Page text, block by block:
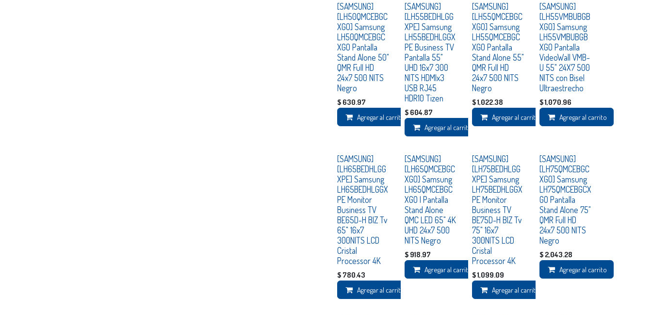
Consultar
[SAMSUNG]
[LH50QMCEBGC
XGO] Samsung
LH50QMCEBGC
XGO Pantalla
Stand Alone 50"
QMR Full HD
24x7 500 NITS
Negro
$ 630.97
Agregar al carrito
Consultar
[SAMSUNG]
[LH55BEDHLGG
XPE] Samsung
LH55BEDHLGGX
PE Business TV
Pantalla 55"
UHD 16x7 300
NITS HDMIx3
USB RJ45
HDR10 Tizen
$ 604.87
Agregar al carrito
Consultar
[SAMSUNG]
[LH55QMCEBGC
XGO] Samsung
LH55QMCEBGC
XGO Pantalla
Stand Alone 55"
QMR Full HD
24x7 500 NITS
Negro
$1,022.38
Agregar al carrito
Consultar
[SAMSUNG]
[LH55VMBUBGB
XGO] Samsung
LH55VMBUBGB
XGO Pantalla
VideoWall VMB-
U 55" 24X7 500
NITS con Bisel
Ultraestrecho
$1,070.96
Agregar al carrito
Consultar
[SAMSUNG]
[LH65BEDHLGG
XPE] Samsung
LH65BEDHLGGX
PE Monitor
Business TV
BE65D-H BIZ Tv
65" 16x7
300NITS LCD
Cristal
Processor 4K
$ 780.43
Agregar al carrito
Consultar
[SAMSUNG]
[LH65QMCEBGC
XGO] Samsung
LH65QMCEBGC
XGO | Pantalla
Stand Alone
QMC LED 65" 4K
UHD 24x7 500
NITS Negro
$ 918.97
Agregar al carrito
Consultar
[SAMSUNG]
[LH75BEDHLGG
XPE] Samsung
LH75BEDHLGGX
PE Monitor
Business TV
BE75D-H BIZ Tv
75" 16x7
300NITS LCD
Cristal
Processor 4K
$1,099.09
Agregar al carrito
Consultar
[SAMSUNG]
[LH75QMCEBGC
XGO] Samsung
LH75QMCEBGCX
GO Pantalla
Stand Alone 75"
QMR Full HD
24x7 500 NITS
Negro
$ 2,043.28
Agregar al carrito